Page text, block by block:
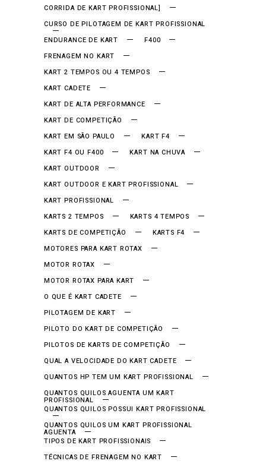
CORRIDA DE KART PROFISSIONAL]
CURSO DE PILOTAGEM DE KART PROFISSIONAL
ENDURANCE DE KART
F400
FRENAGEM NO KART
KART 2 TEMPOS OU 4 TEMPOS
KART CADETE
KART DE ALTA PERFORMANCE
KART DE COMPETIÇÃO
KART EM SÃO PAULO
KART F4
KART F4 OU F400
KART NA CHUVA
KART OUTDOOR
KART OUTDOOR E KART PROFISSIONAL
KART PROFISSIONAL
KARTS 2 TEMPOS
KARTS 4 TEMPOS
KARTS DE COMPETIÇÃO
KARTS F4
MOTORES PARA KART ROTAX
MOTOR ROTAX
MOTOR ROTAX PARA KART
O QUE É KART CADETE
PILOTAGEM DE KART
PILOTO DO KART DE COMPETIÇÃO
PILOTOS DE KARTS DE COMPETIÇÃO
QUAL A VELOCIDADE DO KART CADETE
QUANTOS HP TEM UM KART PROFISSIONAL
QUANTOS QUILOS AGUENTA UM KART
PROFISSIONAL
QUANTOS QUILOS POSSUI KART PROFISSIONAL
QUANTOS QUILOS UM KART PROFISSIONAL
AGUENTA
TIPOS DE KART PROFISSIONAIS
TÉCNICAS DE FRENAGEM NO KART